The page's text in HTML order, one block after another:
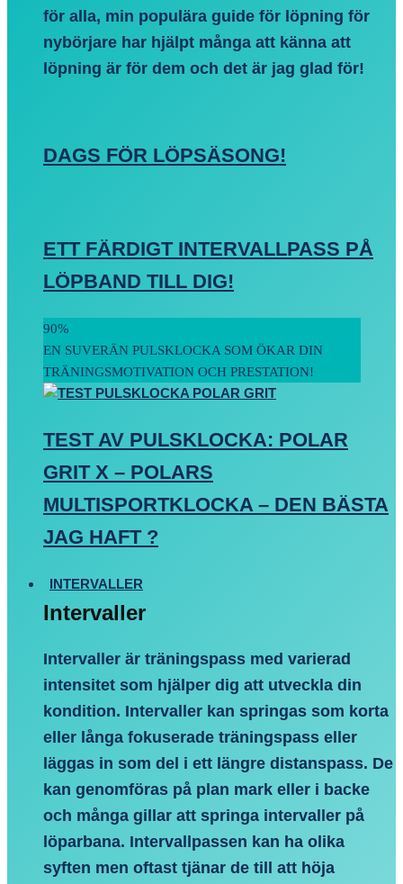
för alla, min populära guide för löpning för
nybörjare har hjälpt många att känna att
löpning är för dem och det är jag glad för!
DAGS FÖR LÖPSÄSONG!
ETT FÄRDIGT INTERVALLPASS PÅ
LÖPBAND TILL DIG!
90%
EN SUVERÄN PULSKLOCKA SOM ÖKAR DIN
TRÄNINGSMOTIVATION OCH PRESTATION!
TEST AV PULSKLOCKA: POLAR
GRIT X – POLARS
MULTISPORTKLOCKA – DEN BÄSTA
JAG HAFT ?
INTERVALLER
Intervaller
Intervaller är träningspass med varierad
intensitet som hjälper dig att utveckla din
kondition. Intervaller kan springas som korta
eller långa fokuserade träningspass eller
läggas in som del i ett längre distanspass. De
kan genomföras på plan mark eller i backe
och många gillar att springa intervaller på
löparbana. Intervallpassen kan ha olika
syften men oftast tjänar de till att höja